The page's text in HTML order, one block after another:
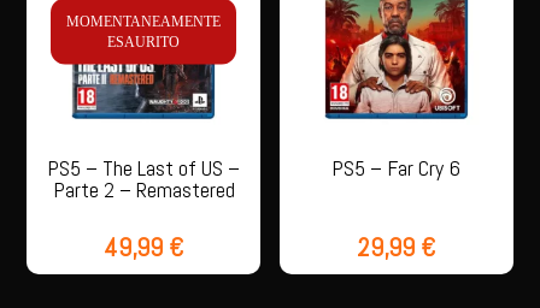
MOMENTANEAMENTE
ESAURITO
PS5 – The Last of US –
Parte 2 – Remastered
49,99 €
PS5 – Far Cry 6
29,99 €